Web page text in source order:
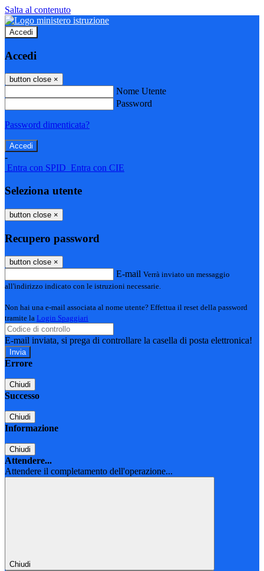
Salta al contenuto
Accedi
Accedi
button close ×
Nome Utente
Password
Password dimenticata?
-
Entra con SPID Entra con CIE
Seleziona utente
button close ×
Recupero password
button close ×
E-mail Verrà inviato un messaggio
all'indirizzo indicato con le istruzioni necessarie.
Non hai una e-mail associata al nome utente? Effettua il reset della password
tramite la Login Spaggiari
E-mail inviata, si prega di controllare la casella di posta elettronica!
Errore
Chiudi
Successo
Chiudi
Informazione
Chiudi
Attendere...
Attendere il completamento dell'operazione...
Chiudi